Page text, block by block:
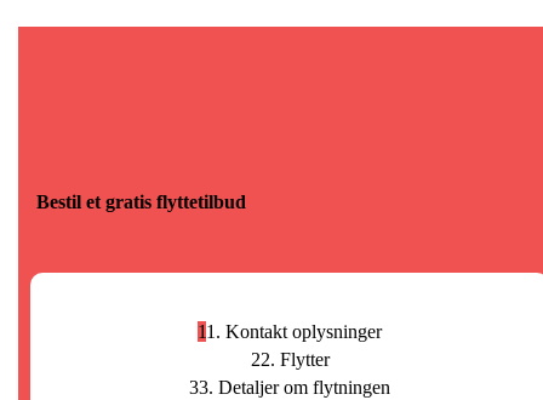
Bestil et gratis flyttetilbud
11. Kontakt oplysninger
22. Flytter
33. Detaljer om flytningen